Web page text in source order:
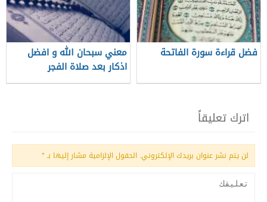
فضل قراءة سورة الفاتحة
معني سبحان الله و افضل
اذكار بعد صلاة الفجر
اترك تعليقاً
لن يتم نشر عنوان بريدك الإلكتروني. الحقول الإلزامية مشار إليها بـ*